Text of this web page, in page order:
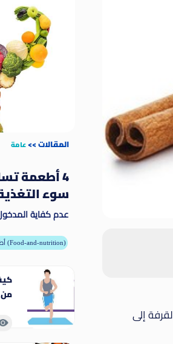
إلى
المقالات>>عامة
4 أطعمة
سوء
عدم كفاية
المغذيات الدقيقة
وغيرها من المواد
أطعمة-تساعدك-على-التخلص-من-سوء-التغذية (Food-and-nutrition)
من